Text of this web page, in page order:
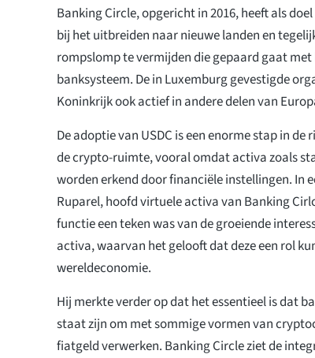
Banking Circle, opgericht in 2016, heeft als
bij het uitbreiden naar nieuwe landen en
rompslomp te vermijden die gepaard gaat
banksysteem. De in Luxemburg gevestigde
Koninkrijk ook actief in andere delen van
De adoptie van USDC is een enorme stap in
de crypto-ruimte, vooral omdat activa zoals
worden erkend door financiële instellingen. In
Ruparel, hoofd virtuele activa van Banking
functie een teken was van de groeiende
activa, waarvan het gelooft dat deze een rol
wereldeconomie.
Hij merkte verder op dat het essentieel is dat
staat zijn om met sommige vormen van
fiatgeld verwerken. Banking Circle ziet de